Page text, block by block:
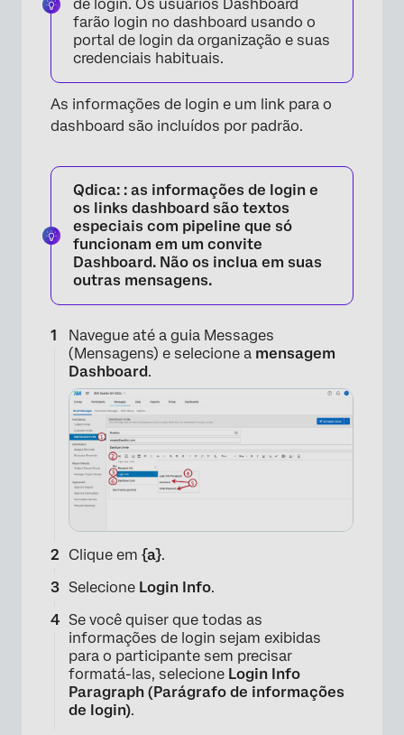
×
de login. Os usuários Dashboard
farão login no dashboard usando o
portal de login da organização e suas
credenciais habituais.
As informações de login e um link para o
dashboard são incluídos por padrão.
Qdica: : as informações de login e
os links dashboard são textos
especiais com pipeline que só
funcionam em um convite
Dashboard. Não os inclua em suas
outras mensagens.
Navegue até a guia Messages
(Mensagens) e selecione a mensagem
Dashboard.
Clique em {a}.
Selecione Login Info.
Se você quiser que todas as
informações de login sejam exibidas
para o participante sem precisar
formatá-las, selecione Login Info
Paragraph (Parágrafo de informações
de login).